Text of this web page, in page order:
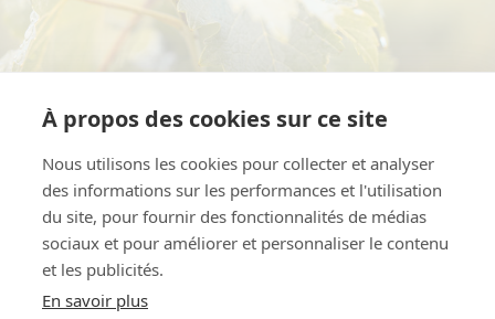
À propos des cookies sur ce site
Nous utilisons les cookies pour collecter et analyser
des informations sur les performances et l'utilisation
du site, pour fournir des fonctionnalités de médias
sociaux et pour améliorer et personnaliser le contenu
et les publicités.
En savoir plus
DATES DE VENDANGES
Les vendanges ont débuté le 7 septembre.